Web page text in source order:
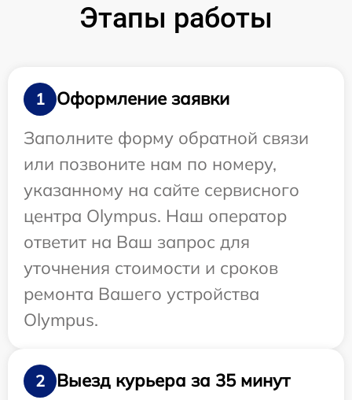
Этапы работы
1
Оформление заявки
Заполните форму обратной связи
или позвоните нам по номеру,
указанному на сайте сервисного
центра Olympus. Наш оператор
ответит на Ваш запрос для
уточнения стоимости и сроков
ремонта Вашего устройства
Olympus.
2
Выезд курьера за 35 минут